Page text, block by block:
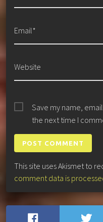
Email*
Website
Save my name,
the next time I
This site uses Akismet to
comment data is